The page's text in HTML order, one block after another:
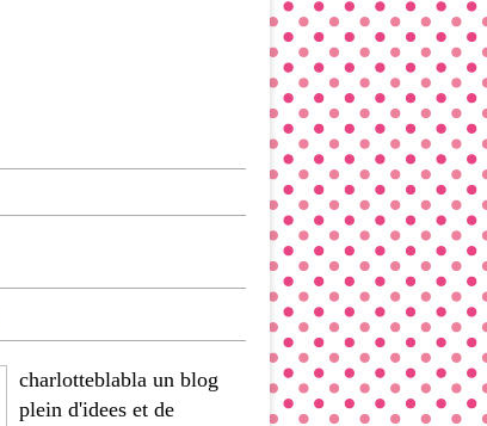
charlotteblabla un blog
plein d'idees et de